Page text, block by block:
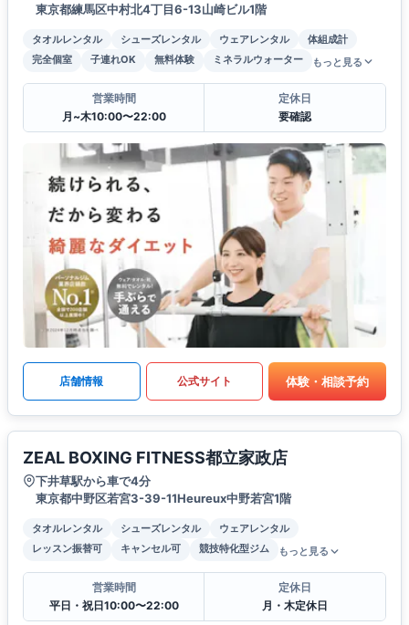
東京都練馬区中村北4丁目6-13山崎ビル1階
タオルレンタル シューズレンタル ウェアレンタル
体組成計
完全個室
子連れOK 無料体験 ミネラルウォーター もっと見る
営業時間
月~木10:00〜22:00
定休日
要確認
店舗情報 公式サイト 体験・相談予約
ZEAL BOXING FITNESS都立家政店
下井草駅から車で4分
東京都中野区若宮3-39-11Heureux中野若宮1階
タオルレンタル シューズレンタル
ウェアレンタル
レッスン振替可
キャンセル可 競技特化型ジム もっと見る
営業時間
平日・祝日10:00〜22:00
定休日
月・木定休日